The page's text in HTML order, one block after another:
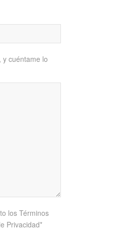
y cuéntame lo
losTérminos
Privacidad*